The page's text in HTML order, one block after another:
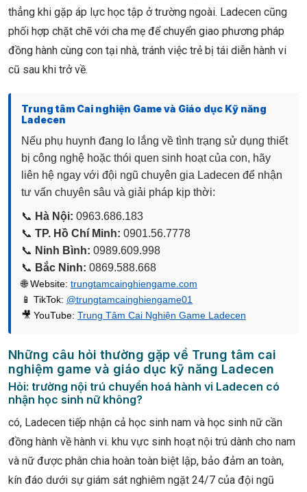
thẳng khi gặp áp lực học tập ở trường ngoài. Ladecen cũng
phối hợp chặt chẽ với cha mẹ để chuyển giao phương pháp
đồng hành cùng con tại nhà, tránh việc trẻ bị tái diễn hành vi
cũ sau khi trở về.
Trung tâm Cai nghiện Game và Giáo dục Kỹ năng
Ladecen
Nếu phụ huynh đang lo lắng về tình trạng sử dụng thiết
bị công nghệ hoặc thói quen sinh hoạt của con, hãy
liên hệ ngay với đội ngũ chuyên gia Ladecen để nhận
tư vấn chuyên sâu và giải pháp kịp thời:
📞 Hà Nội: 0963.686.183
📞 TP. Hồ Chí Minh: 0901.56.7778
📞 Ninh Bình: 0989.609.998
📞 Bắc Ninh: 0869.588.668
🌐 Website: trungtamcainghiengame.com
📱 TikTok: @trungtamcainghiengame01
🎥 YouTube: Trung Tâm Cai Nghiện Game Ladecen
Những câu hỏi thường gặp về Trung tâm cai
nghiệm game và giáo dục kỹ năng Ladecen
Hỏi: trường nội trú chuyển hoá hành vi Ladecen có
nhận học sinh nữ không?
có, Ladecen tiếp nhận cả học sinh nam và học sinh nữ cần
đồng hành về hành vi. khu vực sinh hoạt nội trú dành cho nam
và nữ được phân chia hoàn toàn biệt lập, bảo đảm an toàn,
kín đáo dưới sự giám sát nghiêm ngặt 24/7 của đội ngũ